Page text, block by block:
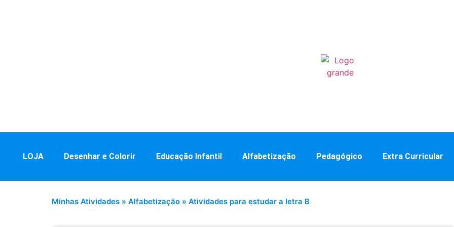
LOJA Desenhar e Colorir Educação Infantil Alfabetização Pedagógico Extra Curricular
Minhas Atividades » Alfabetização » Atividades para estudar a letra B